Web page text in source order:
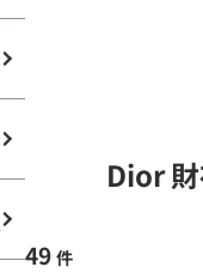
Dior
49 件